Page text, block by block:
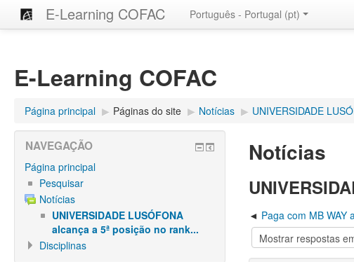
E-Learning COFAC Português - Portugal ‎(pt)‎
E-Learning COFAC
Página principal ▶︎ Páginas do site ▶︎ Notícias ▶︎ UNIVERSIDADE
Notícias
Paga com MB WAY
NAVEGAÇÃO
Página principal
Pesquisar
Notícias
UNIVERSIDADE LUSÓFONA
alcança a 5ª posição no rank...
Disciplinas